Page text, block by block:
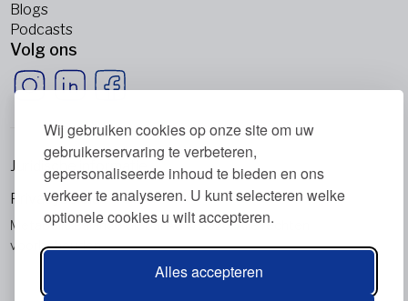
Wij gebruiken cookies op onze site om uw
gebruikerservaring te verbeteren,
gepersonaliseerde inhoud te bieden en ons
verkeer te analyseren. U kunt selecteren welke
optionele cookies u wilt accepteren.
Alles accepteren
Blogs
Podcasts
Volg ons
Metabolic Balance Global AG © 2026. Alle rechten
voorbehouden.
Juridische informatie
Privacybeleid